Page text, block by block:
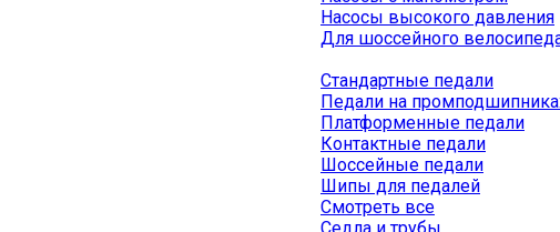
Насосы высокого давления
Для шоссейного
Стандартные педали
Педали на
Платформенные педали
Контактные педали
Шоссейные педали
Шипы для педалей
Смотреть все